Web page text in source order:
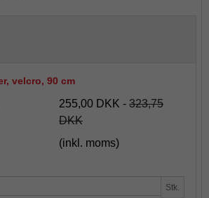
velcro, 90 cm
255,00 DKK - 323,75
DKK
(inkl. moms)
Stk.